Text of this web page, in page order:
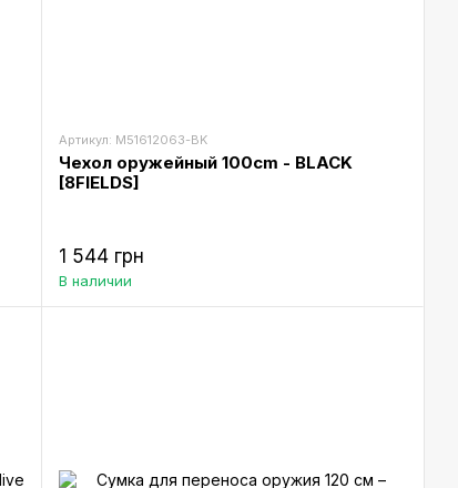
Артикул: M51612063-BK
Чехол оружейный 100cm - BLACK
[8FIELDS]
1 544 грн
В наличии